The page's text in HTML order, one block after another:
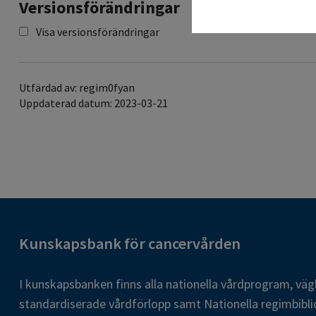
Versionsförändringar
Visa versionsförändringar
Utfärdad av: regim0fyan
Uppdaterad datum: 2023-03-21
Kunskapsbank för cancervården
I kunskapsbanken finns alla nationella vårdprogram,
standardiserade vårdförlopp samt Nationella